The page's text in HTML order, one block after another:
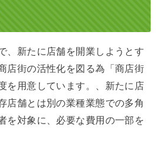
、新たに店舗を開業しようとす
店街の活性化を図る為「商店街
を用意しています。、新たに店
店舗とは別の業種業態での多角
を対象に、必要な費用の一部を